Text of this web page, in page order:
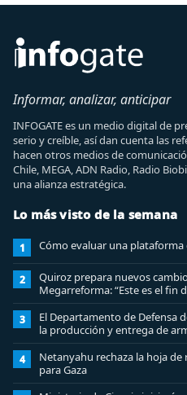
Informar, analizar, anticipar
INFOGATE es un medio digital de
serio y creíble, así dan cuenta las
hacen otros medios de
Chile, MEGA, ADN Radio, Radio
una alianza estratégica.
Lo más visto de la semana
1 Cómo evaluar una
2
Quiroz prepara nuevos
Megarreforma: “Este es el fin
3
El Departamento de Defensa
la producción y entrega de
4
Netanyahu rechaza la hoja
para Gaza